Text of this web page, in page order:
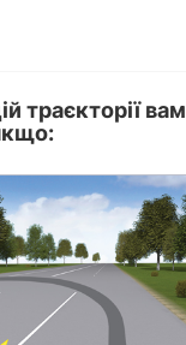
траєкторії вам